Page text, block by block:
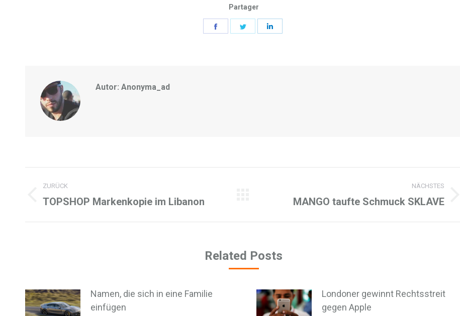
Partager
Share
Autor: Anonyma_ad
Kommentarnavigation
ZURÜCK
Vorheriger
TOPSHOP Markenkopie im Libanon
NÄCHSTES
NächsterMANGO taufte Schmuck SKLAVE
Related Posts
Namen, die sich in eine Familie
einfügen
Londoner gewinnt Rechtsstreit
gegen Apple